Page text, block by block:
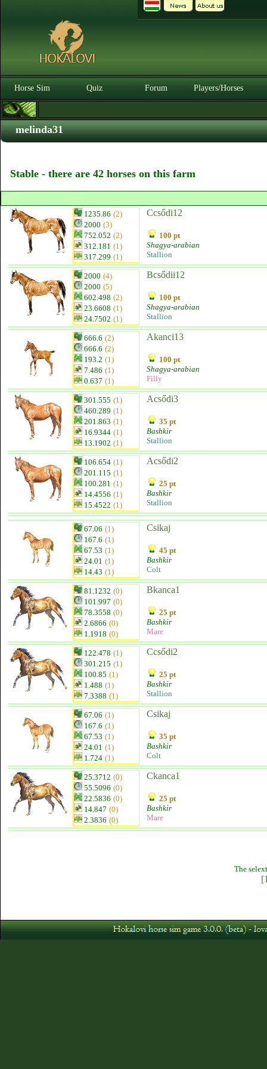
Horse Sim Quiz Forum Players/Horses
melinda31
Stable - there are 42 horses on this farm
1235.86 (2)
2000 (3)
752.052 (2)
312.181 (1)
317.299 (1)
Ccsődi12
100 pt
Shagya-arabian
Stallion
2000 (4)
2000 (5)
602.498 (2)
23.6608 (1)
24.7502 (1)
Bcsődii12
100 pt
Shagya-arabian
Stallion
666.6 (2)
666.6 (2)
193.2 (1)
7.486 (1)
0.637 (1)
Akanci13
100 pt
Shagya-arabian
Filly
301.555 (1)
460.289 (1)
201.863 (1)
16.9344 (1)
13.1902 (1)
Acsődi3
35 pt
Bashkir
Stallion
106.654 (1)
201.115 (1)
100.281 (1)
14.4556 (1)
15.4522 (1)
Acsődi2
25 pt
Bashkir
Stallion
67.06 (1)
167.6 (1)
67.53 (1)
24.01 (1)
14.43 (1)
Csikaj
45 pt
Bashkir
Colt
81.1232 (0)
101.997 (0)
78.3558 (0)
2.6866 (0)
1.1918 (0)
Bkanca1
25 pt
Bashkir
Mare
122.478 (1)
301.215 (1)
100.85 (1)
1.488 (1)
7.3388 (1)
Ccsődi2
25 pt
Bashkir
Stallion
67.06 (1)
167.6 (1)
67.53 (1)
24.01 (1)
1.724 (1)
Csikaj
35 pt
Bashkir
Colt
25.3712 (0)
55.5096 (0)
22.5836 (0)
14.847 (0)
2.3836 (0)
Ckanca1
25 pt
Bashkir
Mare
The